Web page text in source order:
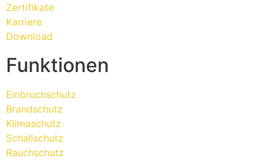
Zertifikate
Karriere
Download
Funktionen
Einbruchschutz
Brandschutz
Klimaschutz
Schallschutz
Rauchschutz